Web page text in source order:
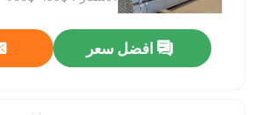
جولة في المعمل
مراقبة الجودة
افضل سعر